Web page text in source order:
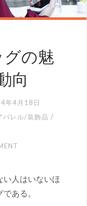
の魅
向
年4月18日
パレル/装飾品 /
人はいないほ
ある。